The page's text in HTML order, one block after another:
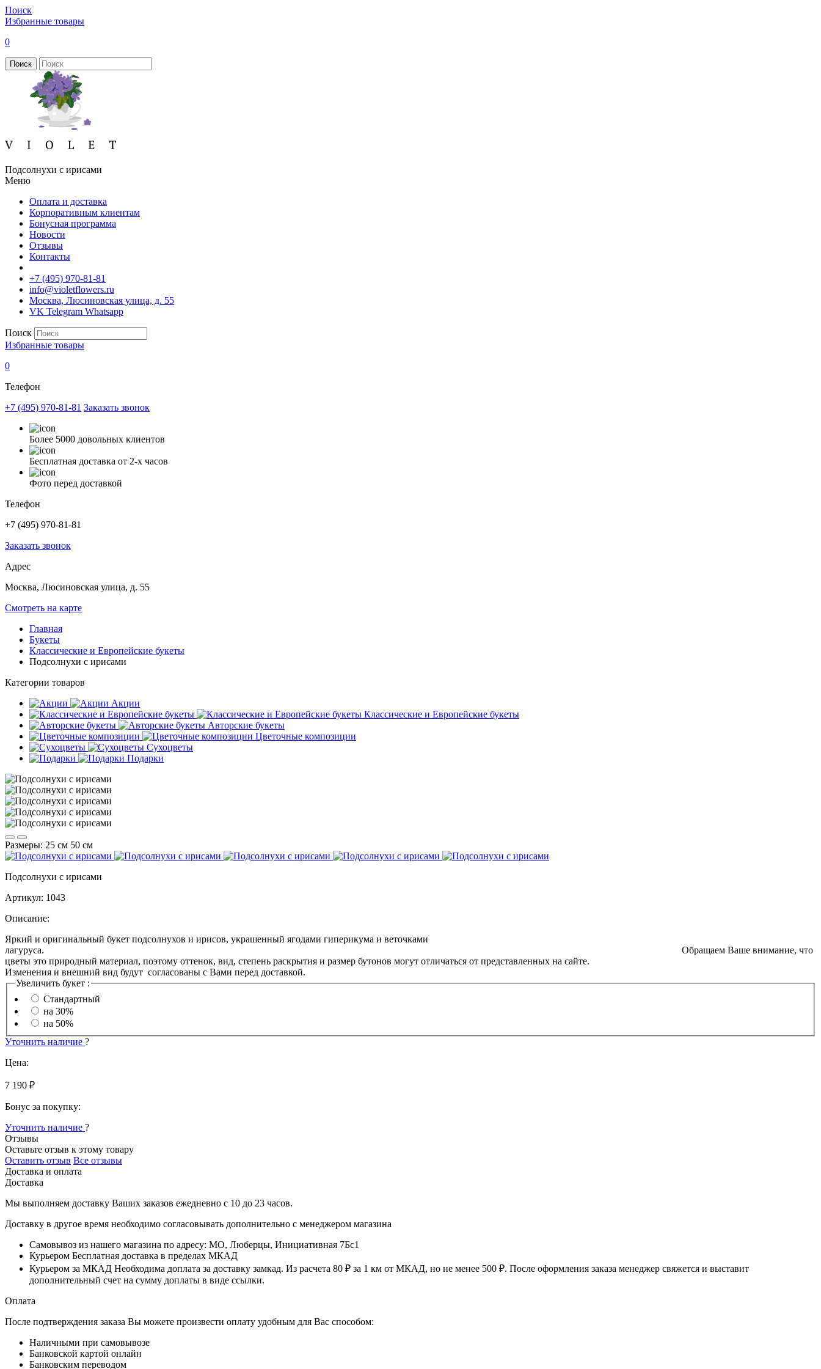
Поиск
Избранные товары
0
Поиск
Подсолнухи с ирисами
Меню
Оплата и доставка
Корпоративным клиентам
Бонусная программа
Новости
Отзывы
Контакты
+7 (495) 970-81-81
info@violetflowers.ru
Москва, Люсиновская улица, д. 55
VK Telegram Whatsapp
Поиск
Избранные товары
0
Телефон
+7 (495) 970-81-81 Заказать звонок
Более 5000 довольных клиентов
Бесплатная доставка от 2-х часов
Фото перед доставкой
Телефон
+7 (495) 970-81-81
Заказать звонок
Адрес
Москва, Люсиновская улица, д. 55
Смотреть на карте
Главная
Букеты
Классические и Европейские букеты
Подсолнухи с ирисами
Категории товаров
Акции
Классические и Европейские букеты
Авторские букеты
Цветочные композиции
Сухоцветы
Подарки
Размеры: 25 см 50 см
Подсолнухи с ирисами
Артикул: 1043
Описание:
Яркий и оригинальный букет подсолнухов и ирисов, украшенный ягодами гиперикума и веточками
лагуруса. Обращаем Ваше внимание, что
цветы это природный материал, поэтому оттенок, вид, степень раскрытия и размер бутонов могут отличаться от представленных на сайте.
Изменения и внешний вид будут согласованы с Вами перед доставкой.
Увеличить букет :
Стандартный
на 30%
на 50%
Уточнить наличие ?
Цена:
7 190 ₽
Бонус за покупку:
Уточнить наличие ?
Отзывы
Оставьте отзыв к этому товару
Оставить отзыв Все отзывы
Доставка и оплата
Доставка
Мы выполняем доставку Ваших заказов ежедневно с 10 до 23 часов.
Доставку в другое время необходимо согласовывать дополнительно с менеджером магазина
Самовывоз из нашего магазина по адресу: МО, Люберцы, Инициативная 7Бс1
Курьером Бесплатная доставка в пределах МКАД
Курьером за МКАД Необходима доплата за доставку замкад. Из расчета 80 ₽ за 1 км от МКАД, но не менее 500 ₽. После оформления заказа менеджер свяжется и выставит
дополнительный счет на сумму доплаты в виде ссылки.
Оплата
После подтверждения заказа Вы можете произвести оплату удобным для Вас способом:
Наличными при самовывозе
Банковской картой онлайн
Банковским переводом